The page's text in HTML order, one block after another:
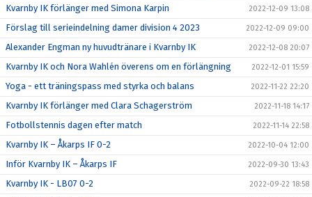
Kvarnby IK förlänger med Simona Karpin 2022-12-09 13:08
Förslag till serieindelning damer division 4 2023 2022-12-09 09:00
Alexander Engman ny huvudtränare i Kvarnby IK 2022-12-08 20:07
Kvarnby IK och Nora Wahlén överens om en förlängning 2022-12-01 15:59
Yoga - ett träningspass med styrka och balans 2022-11-22 22:20
Kvarnby IK förlänger med Clara Schagerström 2022-11-18 14:17
Fotbollstennis dagen efter match 2022-11-14 22:58
Kvarnby IK – Åkarps IF 0-2 2022-10-04 12:00
Inför Kvarnby IK – Åkarps IF 2022-09-30 13:43
Kvarnby IK - LB07 0-2 2022-09-22 18:58